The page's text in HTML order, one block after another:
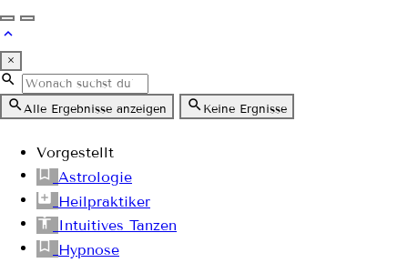
×
Alle Ergebnisse anzeigen Keine Ergnisse
Vorgestellt
Astrologie
Heilpraktiker
Intuitives Tanzen
Hypnose